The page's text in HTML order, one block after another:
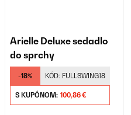
Arielle Deluxe sedadlo
do sprchy
-18% KÓD: FULLSWING18
S KUPÓNOM: 100,86 €